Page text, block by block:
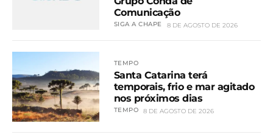
Comunicação
SIGA A CHAPE 8 DE AGOSTO DE 2026
TEMPO
Santa Catarina terá
temporais, frio e mar agitado
nos próximos dias
TEMPO 8 DE AGOSTO DE 2026